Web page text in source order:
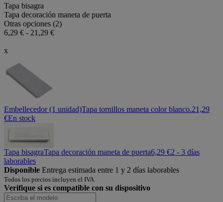
Tapa bisagra
Tapa decoración maneta de puerta
Otras opciones (2)
6,29 € - 21,29 €
x
Embellecedor (1 unidad)Tapa tornillos maneta color blanco.21,29
€En stock
Tapa bisagraTapa decoración maneta de puerta6,29 €2 - 3 días
laborables
Disponible Entrega estimada entre 1 y 2 días laborables
Todos los precios incluyen el IVA
Verifique si es compatible con su dispositivo